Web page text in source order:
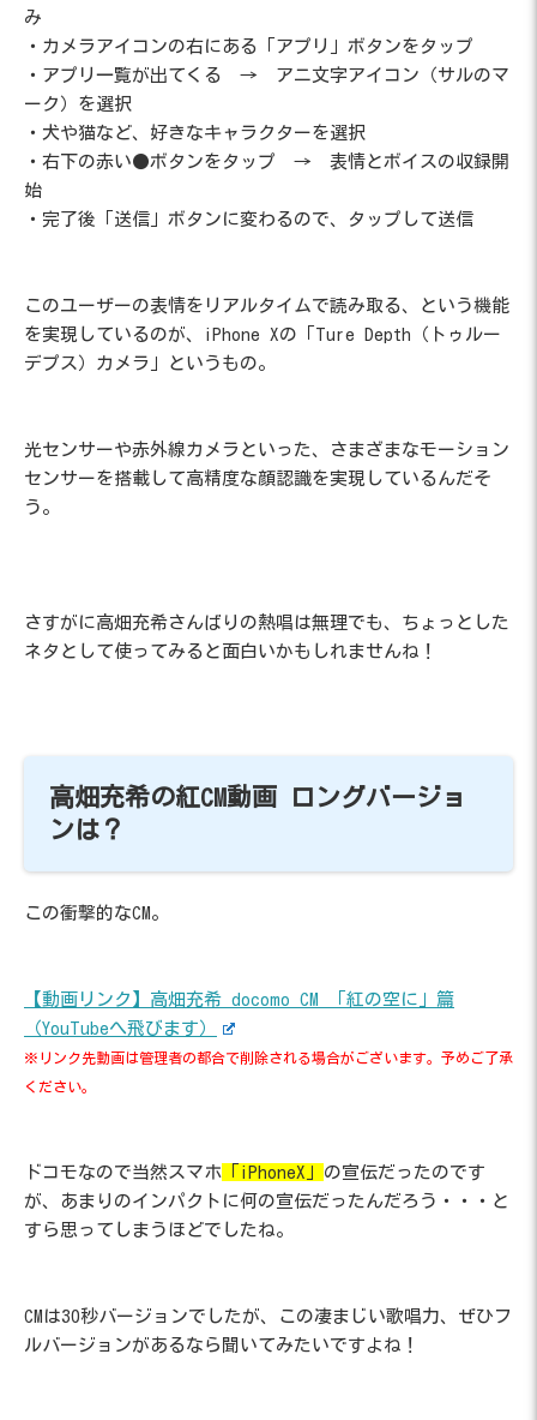
み
・カメラアイコンの右にある「アプリ」ボタンをタップ
・アプリ一覧が出てくる → アニ文字アイコン（サルのマ
ーク）を選択
・犬や猫など、好きなキャラクターを選択
・右下の赤い●ボタンをタップ → 表情とボイスの収録開
始
・完了後「送信」ボタンに変わるので、タップして送信
このユーザーの表情をリアルタイムで読み取る、という機能
を実現しているのが、iPhone Xの「Ture Depth（トゥルー
デプス）カメラ」というもの。
光センサーや赤外線カメラといった、さまざまなモーション
センサーを搭載して高精度な顔認識を実現しているんだそ
う。
さすがに高畑充希さんばりの熱唱は無理でも、ちょっとした
ネタとして使ってみると面白いかもしれませんね！
高畑充希の紅CM動画 ロングバージョ
ンは？
この衝撃的なCM。
【動画リンク】高畑充希 docomo CM 「紅の空に」篇
（YouTubeへ飛びます）
※リンク先動画は管理者の都合で削除される場合がございます。予めご了承
ください。
ドコモなので当然スマホ 「iPhoneX」 の宣伝だったのです
が、あまりのインパクトに何の宣伝だったんだろう・・・と
すら思ってしまうほどでしたね。
CMは30秒バージョンでしたが、この凄まじい歌唱力、ぜひフ
ルバージョンがあるなら聞いてみたいですよね！